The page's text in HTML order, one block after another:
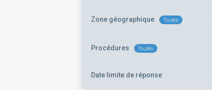
Zone géographique Toutes
Procédures Toutes
Date limite de réponse